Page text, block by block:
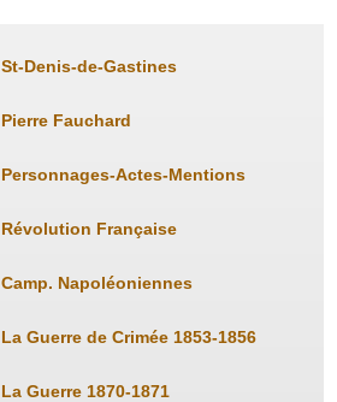
St-Denis-de-Gastines
Pierre Fauchard
Personnages-Actes-Mentions
Révolution Française
Camp. Napoléoniennes
La Guerre de Crimée 1853-1856
La Guerre 1870-1871